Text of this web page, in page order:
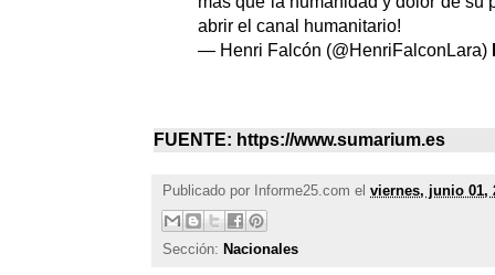
abrir el canal humanitario!
— Henri Falcón (@HenriFalconLara)
FUENTE: https://www.sumarium.es
Publicado por Informe25.com el viernes, junio 01,
Sección: Nacionales